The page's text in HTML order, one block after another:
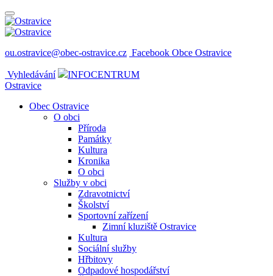
ou.ostravice@obec-ostravice.cz Facebook Obce Ostravice
Vyhledávání
INFOCENTRUM
Ostravice
Obec Ostravice
O obci
Příroda
Památky
Kultura
Kronika
O obci
Služby v obci
Zdravotnictví
Školství
Sportovní zařízení
Zimní kluziště Ostravice
Kultura
Sociální služby
Hřbitovy
Odpadové hospodářství